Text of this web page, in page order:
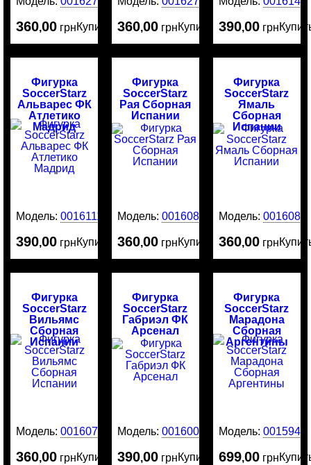
360,00 грнКупить 360,00 грнКупить 390,00 грн
Фигурка
SoccerStarz
Альварес ФК
Атлетико
Мадрид
Модель:0016111
390,00 грнКупить
Фигурка
SoccerStarz
Рая Сборная
Испании
Модель:0016081
360,00 грнКупить
Фигурка
SoccerStarz
Ямаль
Сборная
Испании
Модель: 0016080
360,00 грн
Фигурка
SoccerStarz
Вильямс
Сборная
Испании
Модель:0016079
360,00 грнКупить
Фигурка
SoccerStarz
Габриэл ФК
Арсенал
Модель:0016003
390,00 грнКупить
Фигурка
SoccerStarz
Марадона
Сборная
Аргентины
Модель: 0015946
699,00 грн